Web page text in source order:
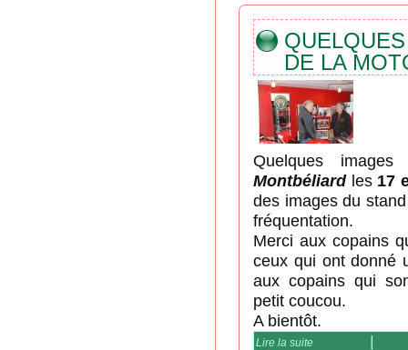
DE LA
Quelques
Montbéliardles 17
des images du
fréquentation.
Merci aux copains
ceux qui ont donné
aux copains qui
petit coucou.
A bientôt.
Lire la suite